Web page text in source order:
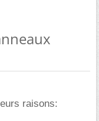
raisons: